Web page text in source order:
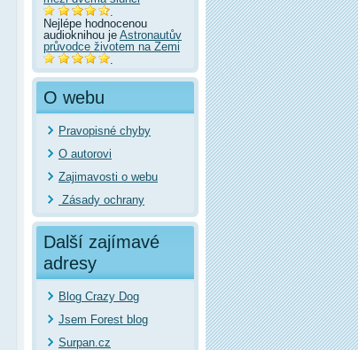
Nejlépe hodnocenou
audioknihou je Astronautův
průvodce životem na Zemi
O webu
Pravopisné chyby
O autorovi
Zajimavosti o webu
Zásady ochrany
Další zajímavé
adresy
Blog Crazy Dog
Jsem Forest blog
Surpan.cz